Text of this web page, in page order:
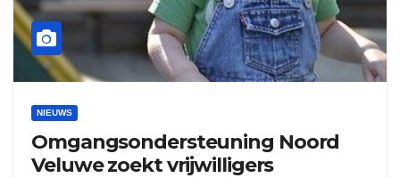
NIEUWS
Omgangsondersteuning Noord
Veluwe zoekt vrijwilligers